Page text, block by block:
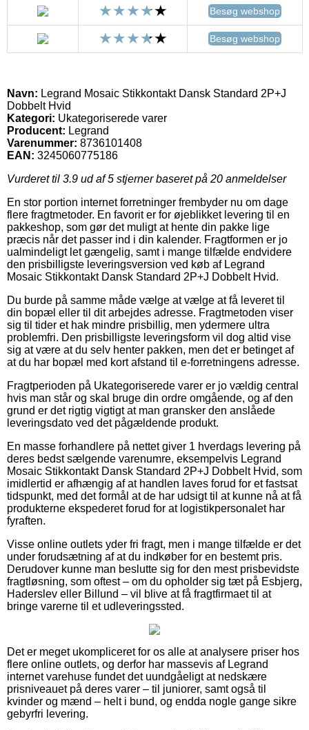
Besøg webshop
Besøg webshop
Navn: Legrand Mosaic Stikkontakt Dansk Standard 2P+J
Dobbelt Hvid
Kategori: Ukategoriserede varer
Producent: Legrand
Varenummer: 8736101408
EAN: 3245060775186
Vurderet til 3.9 ud af 5 stjerner baseret på 20 anmeldelser
En stor portion internet forretninger frembyder nu om dage
flere fragtmetoder. En favorit er for øjeblikket levering til en
pakkeshop, som gør det muligt at hente din pakke lige
præcis når det passer ind i din kalender. Fragtformen er jo
ualmindeligt let gængelig, samt i mange tilfælde endvidere
den prisbilligste leveringsversion ved køb af Legrand
Mosaic Stikkontakt Dansk Standard 2P+J Dobbelt Hvid.
Du burde på samme måde vælge at vælge at få leveret til
din bopæl eller til dit arbejdes adresse. Fragtmetoden viser
sig til tider et hak mindre prisbillig, men ydermere ultra
problemfri. Den prisbilligste leveringsform vil dog altid vise
sig at være at du selv henter pakken, men det er betinget af
at du har bopæl med kort afstand til e-forretningens adresse.
Fragtperioden på Ukategoriserede varer er jo vældig central
hvis man står og skal bruge din ordre omgående, og af den
grund er det rigtig vigtigt at man gransker den anslåede
leveringsdato ved det pågældende produkt.
En masse forhandlere på nettet giver 1 hverdags levering på
deres bedst sælgende varenumre, eksempelvis Legrand
Mosaic Stikkontakt Dansk Standard 2P+J Dobbelt Hvid, som
imidlertid er afhængig af at handlen laves forud for et fastsat
tidspunkt, med det formål at de har udsigt til at kunne nå at få
produkterne ekspederet forud for at logistikpersonalet har
fyraften.
Visse online outlets yder fri fragt, men i mange tilfælde er det
under forudsætning af at du indkøber for en bestemt pris.
Derudover kunne man beslutte sig for den mest prisbevidste
fragtløsning, som oftest – om du opholder sig tæt på Esbjerg,
Haderslev eller Billund – vil blive at få fragtfirmaet til at
bringe varerne til et udleveringssted.
Det er meget ukompliceret for os alle at analysere priser hos
flere online outlets, og derfor har massevis af Legrand
internet varehuse fundet det uundgåeligt at nedskære
prisniveauet på deres varer – til juniorer, samt også til
kvinder og mænd – helt i bund, og endda nogle gange sikre
gebyrfri levering.